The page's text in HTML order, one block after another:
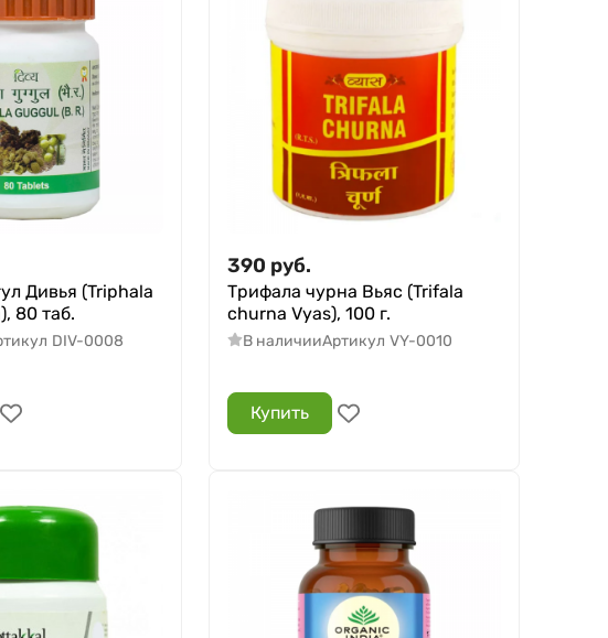
Дивья (Triphala
80 таб.
DIV-0008
390 руб.
Трифала чурна Вьяс (Trifala
churna Vyas), 100 г.
В наличииАртикул VY-0010
Купить